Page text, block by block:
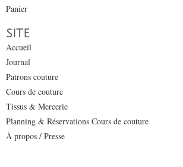
Panier
SITE
Accueil
Journal
Patrons couture
Cours de couture
Tissus & Mercerie
Planning & Réservations Cours de couture
À propos / Presse